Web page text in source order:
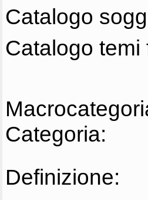
Catalogo
Catalogo temi
Categoria:
Definizione: